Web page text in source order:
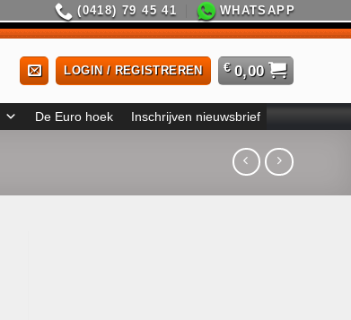
(0418) 79 45 41 WHATSAPP
LOGIN / REGISTREREN € 0,00
De Euro hoek Inschrijven nieuwsbrief